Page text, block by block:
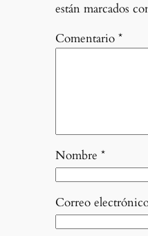
están marcados
Comentario *
Nombre *
Correo